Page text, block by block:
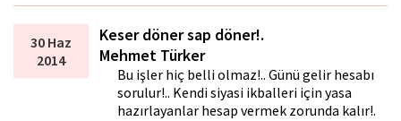
30 Haz
2014
Keser döner sap döner!.
Mehmet Türker
Bu işler hiç belli olmaz!.. Günü gelir hesabı
sorulur!.. Kendi siyasi ikballeri için yasa
hazırlayanlar hesap vermek zorunda kalır!.